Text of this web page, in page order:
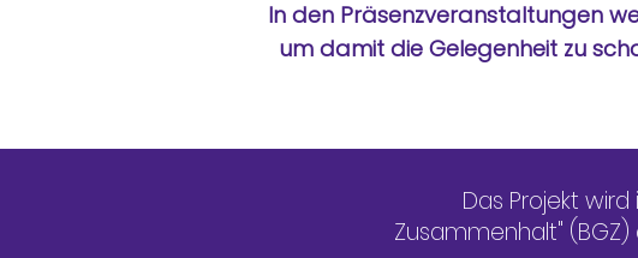
In den Präsenzveranstaltungen
um damit die Gelegenheit zu
Das Projekt
Zusammenhalt"